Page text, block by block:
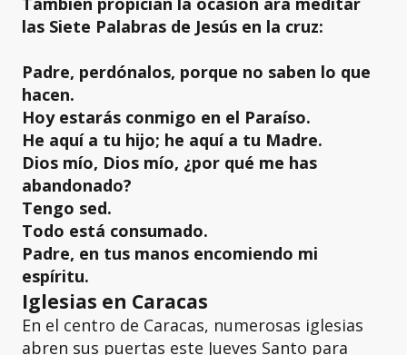
las Siete Palabras de Jesús en la cruz:
Padre, perdónalos, porque no saben lo que
hacen.
Hoy estarás conmigo en el Paraíso.
He aquí a tu hijo; he aquí a tu Madre.
Dios mío, Dios mío, ¿por qué me has
abandonado?
Tengo sed.
Todo está consumado.
Padre, en tus manos encomiendo mi
espíritu.
Iglesias en Caracas
En el centro de Caracas, numerosas iglesias
abren sus puertas este Jueves Santo para